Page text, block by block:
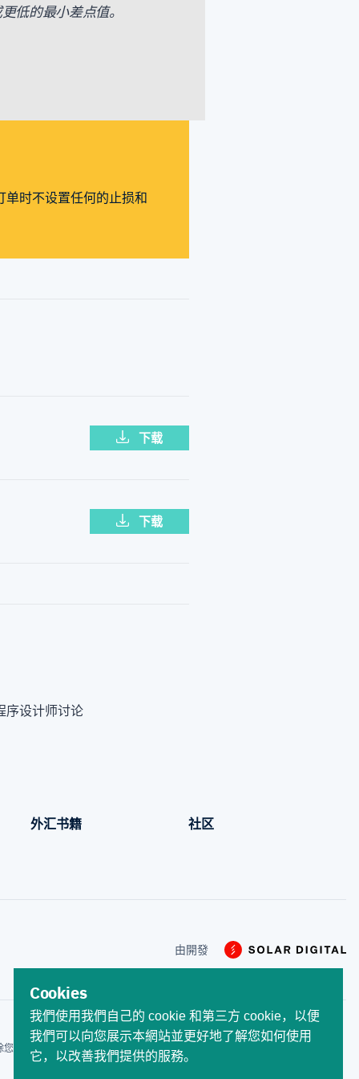
低的最小差点值。
单时不设置任何的止损和
下载
下载
序设计师讨论
外汇书籍 社区
由開發
的賬戶。 差價合約是槓桿產
Cookies
我們使用我們自己的 cookie 和第三方 cookie，以便
我們可以向您展示本網站並更好地了解您如何使用
它，以改善我們提供的服務。